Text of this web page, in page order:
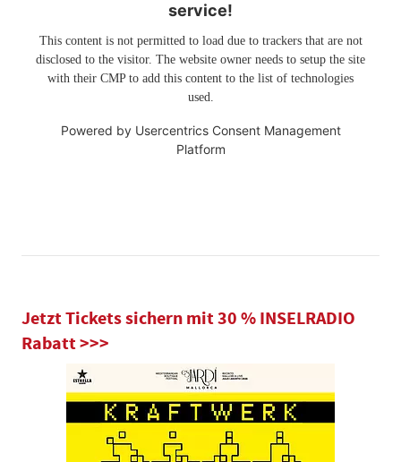
service!
This content is not permitted to load due to trackers that are not
disclosed to the visitor. The website owner needs to setup the site
with their CMP to add this content to the list of technologies
used.
Powered by Usercentrics Consent Management
Platform
Jetzt Tickets sichern mit 30 % INSELRADIO
Rabatt >>>